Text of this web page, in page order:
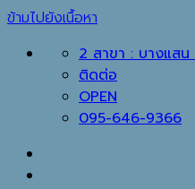
ข้ามไปยังเนื้อหา
2 สาขา : บางแสน
ติดต่อ
OPEN
095-646-9366